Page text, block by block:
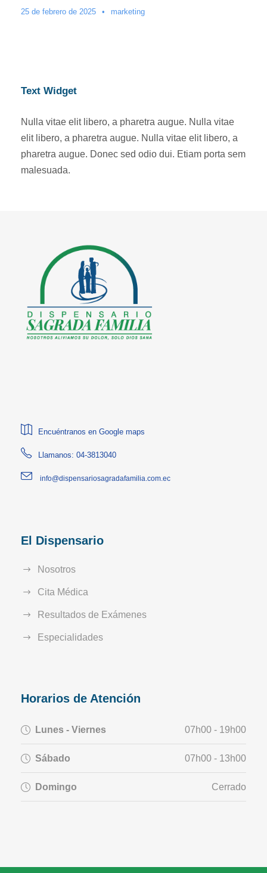
25 de febrero de 2025 • marketing
Text Widget
Nulla vitae elit libero, a pharetra augue. Nulla vitae
elit libero, a pharetra augue. Nulla vitae elit libero, a
pharetra augue. Donec sed odio dui. Etiam porta sem
malesuada.
Encuéntranos en Google maps
Llamanos: 04-3813040
info@dispensariosagradafamilia.com.ec
El Dispensario
Nosotros
Cita Médica
Resultados de Exámenes
Especialidades
Horarios de Atención
Lunes - Viernes 07h00 - 19h00
Sábado 07h00 - 13h00
Domingo Cerrado